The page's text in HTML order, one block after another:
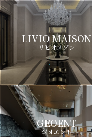
LIVIO MAISON
リビオメゾン
GEOENT
ジオエント